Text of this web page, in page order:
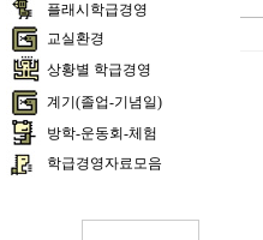
플래시학급경영
교실환경
상황별 학급경영
계기(졸업-기념일)
방학-운동회-체험
학급경영자료모음